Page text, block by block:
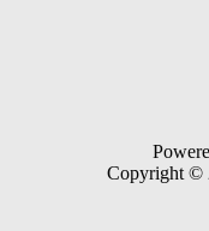
Copyright ©